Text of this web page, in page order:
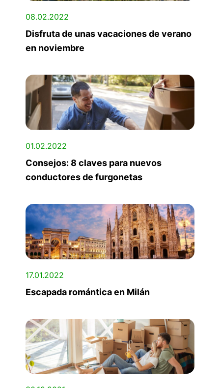
08.02.2022
Disfruta de unas vacaciones de verano
en noviembre
01.02.2022
Consejos: 8 claves para nuevos
conductores de furgonetas
17.01.2022
Escapada romántica en Milán